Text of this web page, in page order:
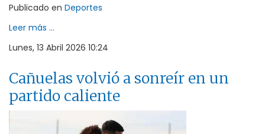
Publicado en Deportes
Leer más ...
Lunes, 13 Abril 2026 10:24
Cañuelas volvió a sonreír en un
partido caliente